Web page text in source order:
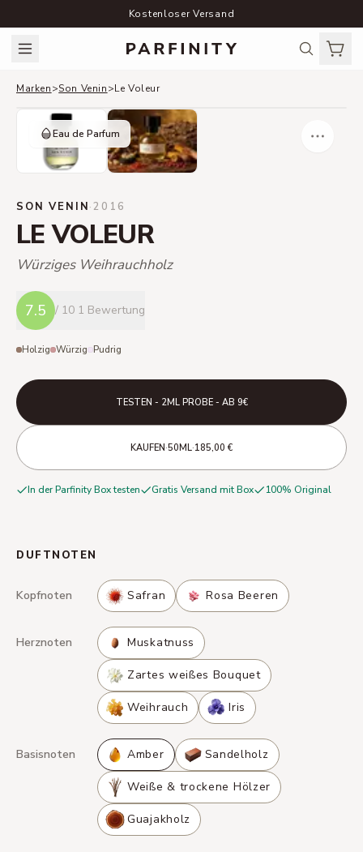
Kostenloser Versand
Marken>Son Venin>Le Voleur
Eau de Parfum
SON VENIN·2016
LE VOLEUR
Würziges Weihrauchholz
7.5 / 10 1 Bewertung
Holzig Würzig Pudrig
TESTEN - 2ML PROBE - AB 9€
KAUFEN·50ML·185,00 €
In der Parfinity Box testen Gratis Versand mit Box 100% Original
DUFTNOTEN
Kopfnoten Safran Rosa Beeren
Herznoten Muskatnuss
Zartes weißes Bouquet
Weihrauch Iris
Basisnoten Amber Sandelholz
Weiße & trockene Hölzer
Guajakholz